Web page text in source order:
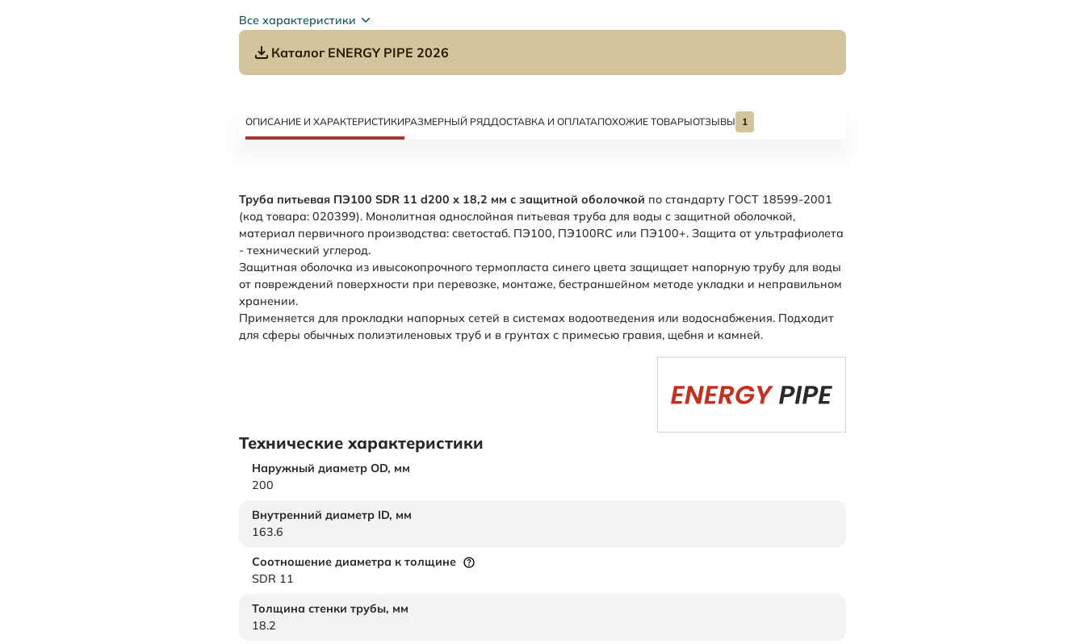
Все характеристики
Каталог ENERGY PIPE 2026
ОПИСАНИЕ И ХАРАКТЕРИСТИКИРАЗМЕРНЫЙ РЯДДОСТАВКА И ОПЛАТАПОХОЖИЕ ТОВАРЫОТЗЫВЫ 1
Труба питьевая ПЭ100 SDR 11 d200 х 18,2 мм с защитной оболочкой по стандарту ГОСТ 18599-2001
(код товара: 020399). Монолитная однослойная питьевая труба для воды с защитной оболочкой,
материал первичного производства: светостаб. ПЭ100, ПЭ100RC или ПЭ100+. Защита от ультрафиолета
- технический углерод.
Защитная оболочка из ивысокопрочного термопласта синего цвета защищает напорную трубу для воды
от повреждений поверхности при перевозке, монтаже, бестраншейном методе укладки и неправильном
хранении.
Применяется для прокладки напорных сетей в системах водоотведения или водоснабжения. Подходит
для сферы обычных полиэтиленовых труб и в грунтах с примесью гравия, щебня и камней.
Технические характеристики
Наружный диаметр OD, мм
200
Внутренний диаметр ID, мм
163.6
Соотношение диаметра к толщине
SDR 11
Толщина стенки трубы, мм
18.2